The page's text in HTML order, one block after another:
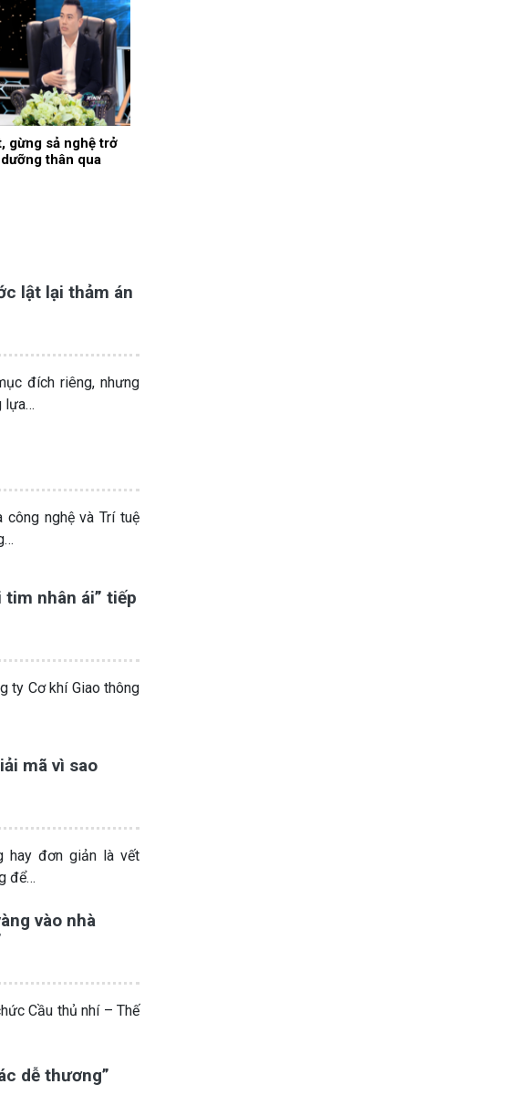
gừng sả nghệ trở
thân qua
lật lại thảm án
đích riêng, nhưng
lựa…
nghệ và Trí tuệ
tim nhân ái” tiếp
ty Cơ khí Giao thông
mã vì sao
hay đơn giản là vết
để…
vào nhà
Cầu thủ nhí – Thế
dễ thương”